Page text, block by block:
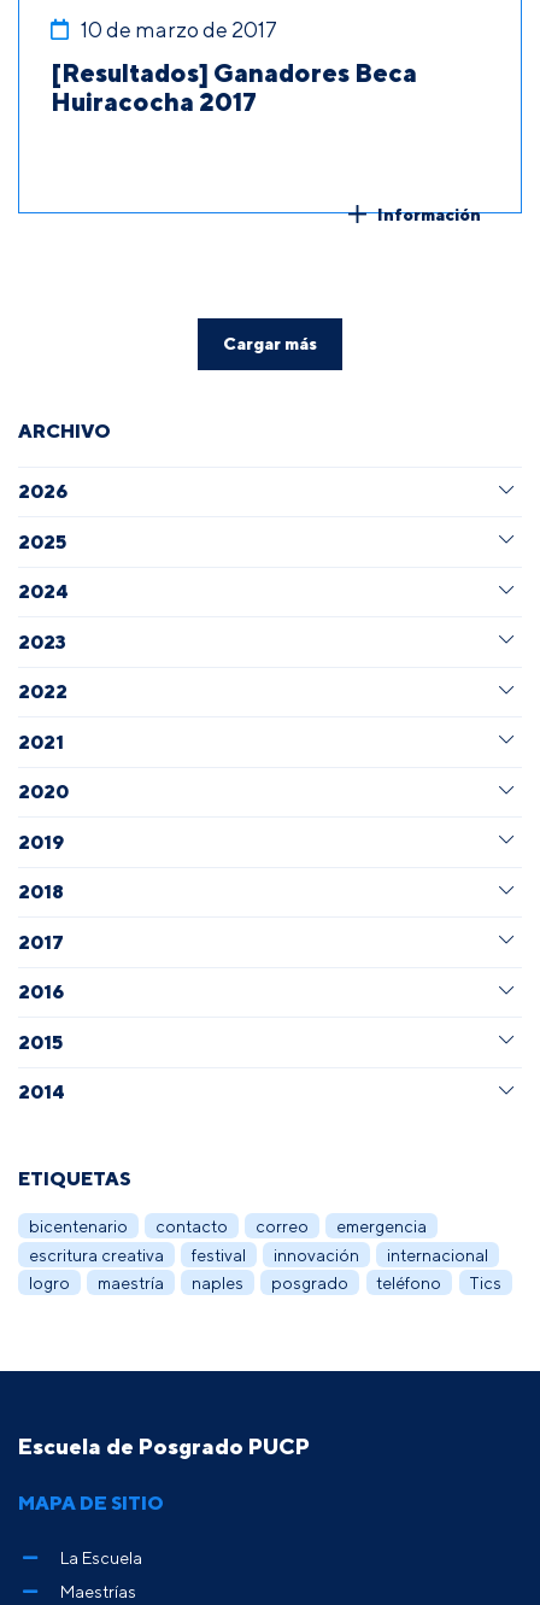
10 de marzo de 2017
[Resultados] Ganadores Beca
Huiracocha 2017
Información
Cargar más
ARCHIVO
2026
2025
2024
2023
2022
2021
2020
2019
2018
2017
2016
2015
2014
ETIQUETAS
bicentenario contacto correo
emergencia
escritura creativa
festival innovación
internacional
logro
maestría naples posgrado teléfono Tics
Escuela de Posgrado PUCP
MAPA DE SITIO
La Escuela
Maestrías